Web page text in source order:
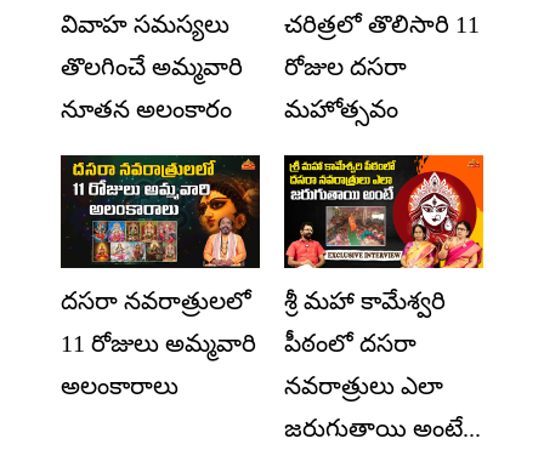
వివాహ సమస్యలు
తొలగించే అమ్మవారి
నూతన అలంకారం
చరిత్రలో తొలిసారి 11
రోజుల దసరా
మహోత్సవం
దసరా నవరాత్రులలో
11 రోజులు అమ్మవారి
అలంకారాలు
శ్రీ మహా కామేశ్వరి
పీఠంలో దసరా
నవరాత్రులు ఎలా
జరుగుతాయి అంటే...